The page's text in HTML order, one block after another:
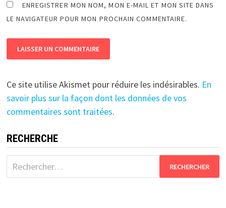
ENREGISTRER MON NOM, MON E-MAIL ET MON SITE DANS
LE NAVIGATEUR POUR MON PROCHAIN COMMENTAIRE.
Ce site utilise Akismet pour réduire les indésirables. En
savoir plus sur la façon dont les données de vos
commentaires sont traitées.
RECHERCHE
Rechercher :